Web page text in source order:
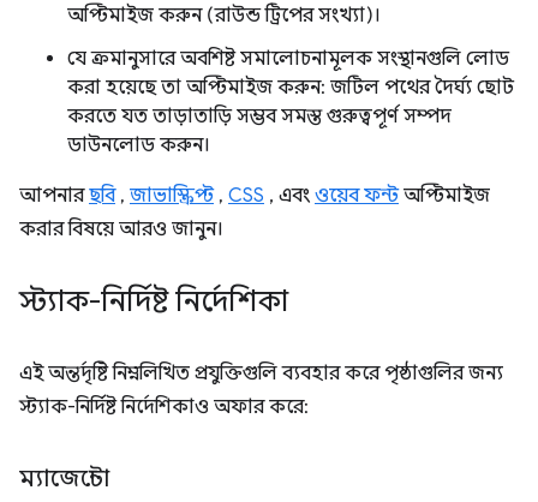
অপ্টিমাইজ করুন (রাউন্ড ট্রিপের সংখ্যা)।
যে ক্রমানুসারে অবশিষ্ট সমালোচনামূলক সংস্থানগুলি লোড
করা হয়েছে তা অপ্টিমাইজ করুন: জটিল পথের দৈর্ঘ্য ছোট
করতে যত তাড়াতাড়ি সম্ভব সমস্ত গুরুত্বপূর্ণ সম্পদ
ডাউনলোড করুন।
আপনারছবি, জাভাস্ক্রিপ্ট, CSS , এবং ওয়েব ফন্টঅপ্টিমাইজ
করার বিষয়ে আরও জানুন।
স্ট্যাক-নির্দিষ্ট নির্দেশিকা
এই অন্তর্দৃষ্টি নিম্নলিখিত প্রযুক্তিগুলি ব্যবহার করে পৃষ্ঠাগুলির জন্য
স্ট্যাক-নির্দিষ্ট নির্দেশিকাও অফার করে:
ম্যাজেন্টো